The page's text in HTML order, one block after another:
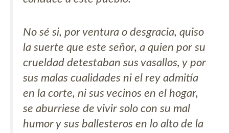
No sé si, por ventura o desgracia, quiso
la suerte que este señor, a quien por su
crueldad detestaban sus vasallos, y por
sus malas cualidades ni el rey admitía
en la corte, ni sus vecinos en el hogar,
se aburriese de vivir solo con su mal
humor y sus ballesteros en lo alto de la